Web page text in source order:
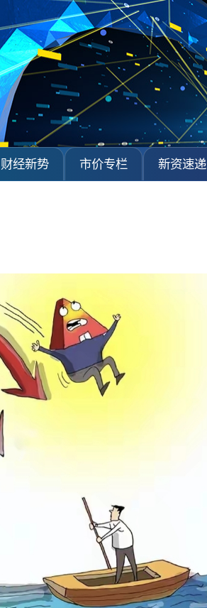
财经新势 市价专栏 新资速递